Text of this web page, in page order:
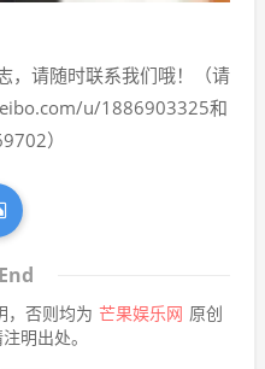
，请随时联系我们哦！（请
u/1886903325和
）
，否则均为 芒果娱乐网 原创
明出处。